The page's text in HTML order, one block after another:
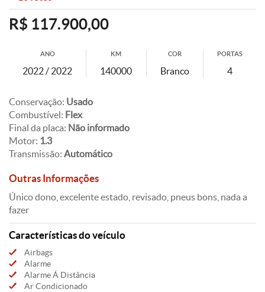
R$ 117.900,00
ANO
2022 / 2022
KM
140000
COR
Branco
PORTAS
4
Conservação: Usado
Combustível: Flex
Final da placa: Não informado
Motor: 1.3
Transmissão: Automático
Outras Informações
Único dono, excelente estado, revisado, pneus bons, nada a
fazer
Características do veículo
Airbags
Alarme
Alarme Á Distância
Ar Condicionado